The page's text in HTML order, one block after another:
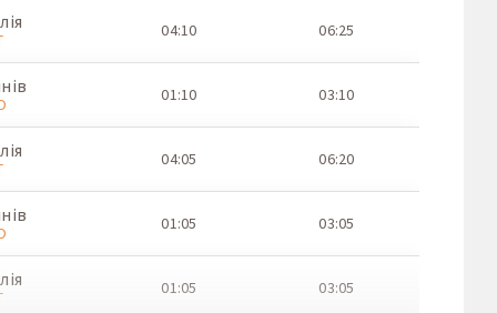
04:10 06:25
01:10 03:10
04:05 06:20
01:05 03:05
01:05 03:05